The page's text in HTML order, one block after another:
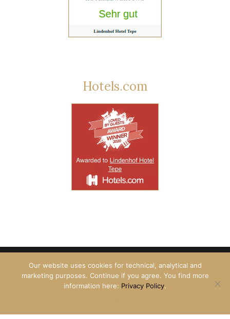
Hotels.com
Impressum Datenschutzerklärung
Job Angebote
English
Our website uses cookies for technical, analytical and
marketing purposes. Continue if you agree. You find more
information here: Privacy Policy.